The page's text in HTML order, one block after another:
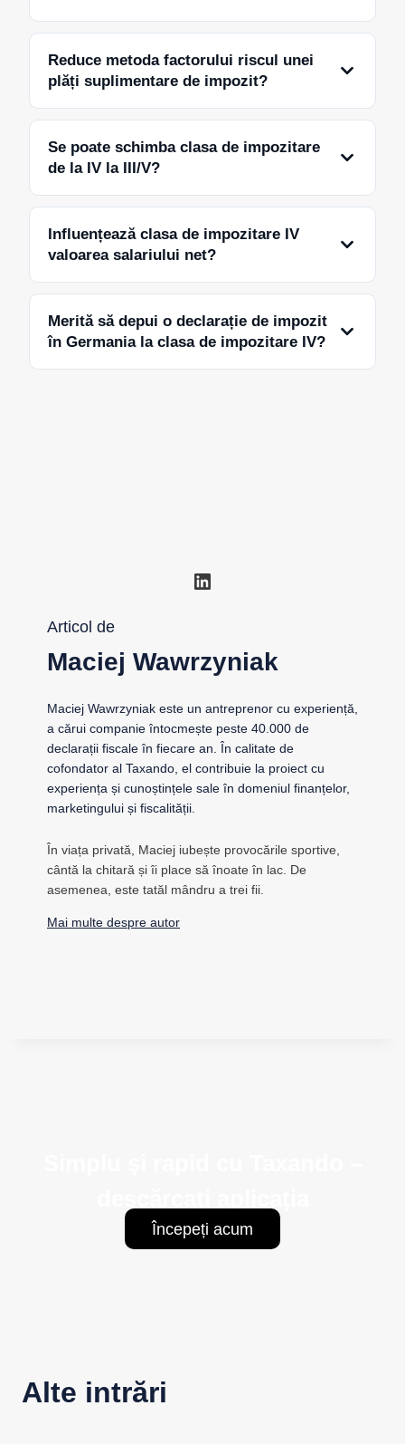
Reduce metoda factorului riscul unei
plăți suplimentare de impozit?
Se poate schimba clasa de impozitare
de la IV la III/V?
Influențează clasa de impozitare IV
valoarea salariului net?
Merită să depui o declarație de impozit
în Germania la clasa de impozitare IV?
LinkedIn
Articol de
Maciej Wawrzyniak
Maciej Wawrzyniak este un antreprenor cu experiență,
a cărui companie întocmește peste 40.000 de
declarații fiscale în fiecare an. În calitate de
cofondator al Taxando, el contribuie la proiect cu
experiența și cunoștințele sale în domeniul finanțelor,
marketingului și fiscalității.
În viața privată, Maciej iubește provocările sportive,
cântă la chitară și îi place să înoate în lac. De
asemenea, este tatăl mândru a trei fii.
Mai multe despre autor
Începeți acum
Alte intrări